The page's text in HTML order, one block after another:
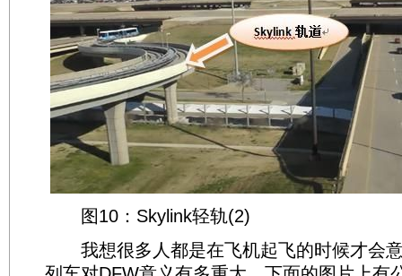
图10：Skylink轻轨(2)
我想很多人都是在飞机起飞的时候才会意